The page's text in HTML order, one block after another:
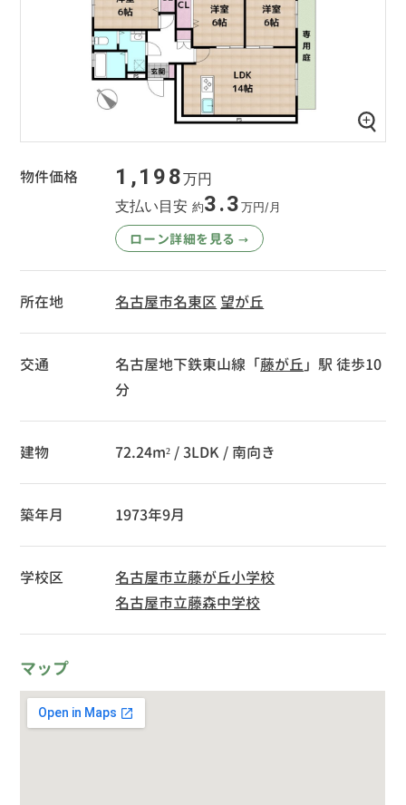
物件価格 1,198万円
支払い目安約3.3万円/月
ローン詳細を見る→
所在地 名古屋市名東区 望が丘
交通 名古屋地下鉄東山線「藤が丘 」駅 徒歩10
分
建物 72.24m² / 3LDK / 南向き
築年月 1973年9月
学校区
名古屋市立藤が丘小学校
名古屋市立藤森中学校
マップ